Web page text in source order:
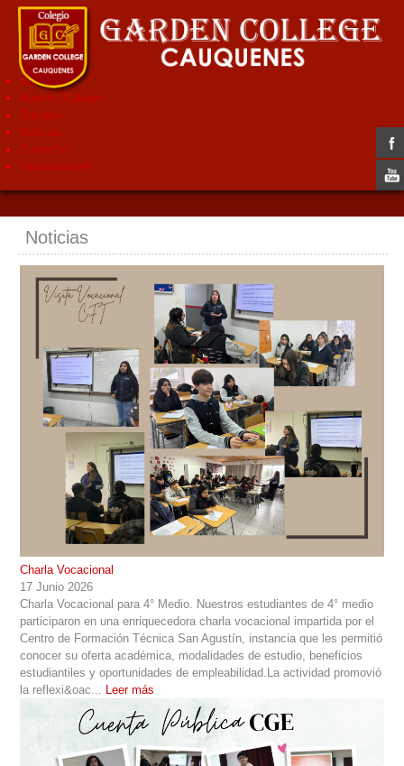
Home
Nuestro Colegio
Equipos
Noticias
Contacto
Informaciones
Noticias
Charla Vocacional
17 Junio 2026
Charla Vocacional para 4° Medio. Nuestros estudiantes de 4° medio
participaron en una enriquecedora charla vocacional impartida por el
Centro de Formación Técnica San Agustín, instancia que les permitió
conocer su oferta académica, modalidades de estudio, beneficios
estudiantiles y oportunidades de empleabilidad.La actividad promovió
la reflexi&oac... Leer más